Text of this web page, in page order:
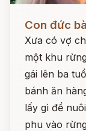
Con đức
Xưa có vợ
một khu
gái lên ba
bánh ăn
lấy gì để
phu vào